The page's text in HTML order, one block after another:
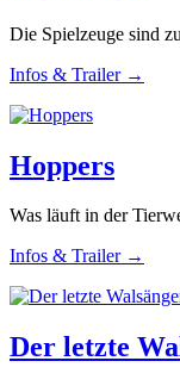
Die Spielzeuge sind
Infos & Trailer →
Hoppers
Was läuft in der
Infos & Trailer →
Der letzte